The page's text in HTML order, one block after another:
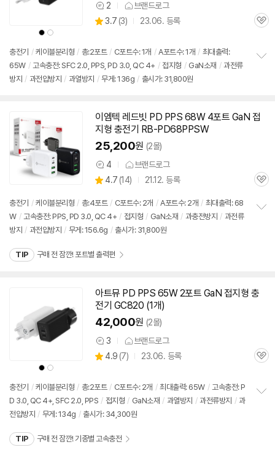
상
품
색
상
상
품
색
상
상
품
2 브랜드로그
별
3.7 (상
리
뷰
3) 23.06. 등록
관
충전기 / 케이블분리형 / 총:2포트 / C포트수: 1개 / A포트수: 1개 / 최대출력:
65W / 고속충전: SFC 2.0, PPS, PD 3.0, QC 4+ / 접지형 / GaN소재 / 과전류
방지 / 과전압방지 / 과열방지 / 무게: 136g / 출시가: 31,800원
이엠텍 레드빗 PD PPS 68W 4포트 GaN 접
지형 충전기 RB-PD68PPSW
25,200원 (2몰)
상
품
견
4 브랜드로그
별
점
4.7 (상
리
뷰
14) 21.12. 등록
관
충전기 / 케이블분리형 / 총:4포트 / C포트수: 2개 / A포트수: 2개 / 최대출력: 68
W / 고속충전: PPS, PD 3.0, QC 4+ / 접지형 / GaN소재 / 과충전방지 / 과전류
방지 / 과전압방지 / 무게: 156.6g / 출시가: 31,800원
TIP 구매 전 잠깐! 포트별 출력편
상
품
색
상
상
품
색
상
아트뮤 PD PPS 65W2포트 GaN 접지형 충
전기 GC820 (1개)
42,000원 (2몰)
상
품
3 브랜드로그
별
4.9 (상
리
뷰
7) 23.06. 등록
관
충전기 / 케이블분리형 / 총:2포트 / C포트수: 2개 / 최대출력: 65W / 고속충전: P
D 3.0, QC 4+, SFC 2.0, PPS / 접지형 / GaN소재 / 과열방지 / 과전류방지 / 과
전압방지 / 무게: 134g / 출시가: 34,300원
TIP 구매 전 잠깐! 기종별 고속충전 세부정보 열기/접기